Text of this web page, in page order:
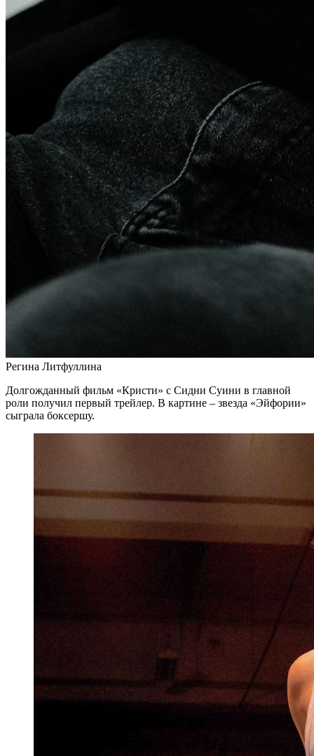
Регина Литфуллина
Долгожданный фильм «Кристи» с Сидни Суини в главной
роли получил первый трейлер. В картине – звезда «Эйфории»
сыграла боксершу.